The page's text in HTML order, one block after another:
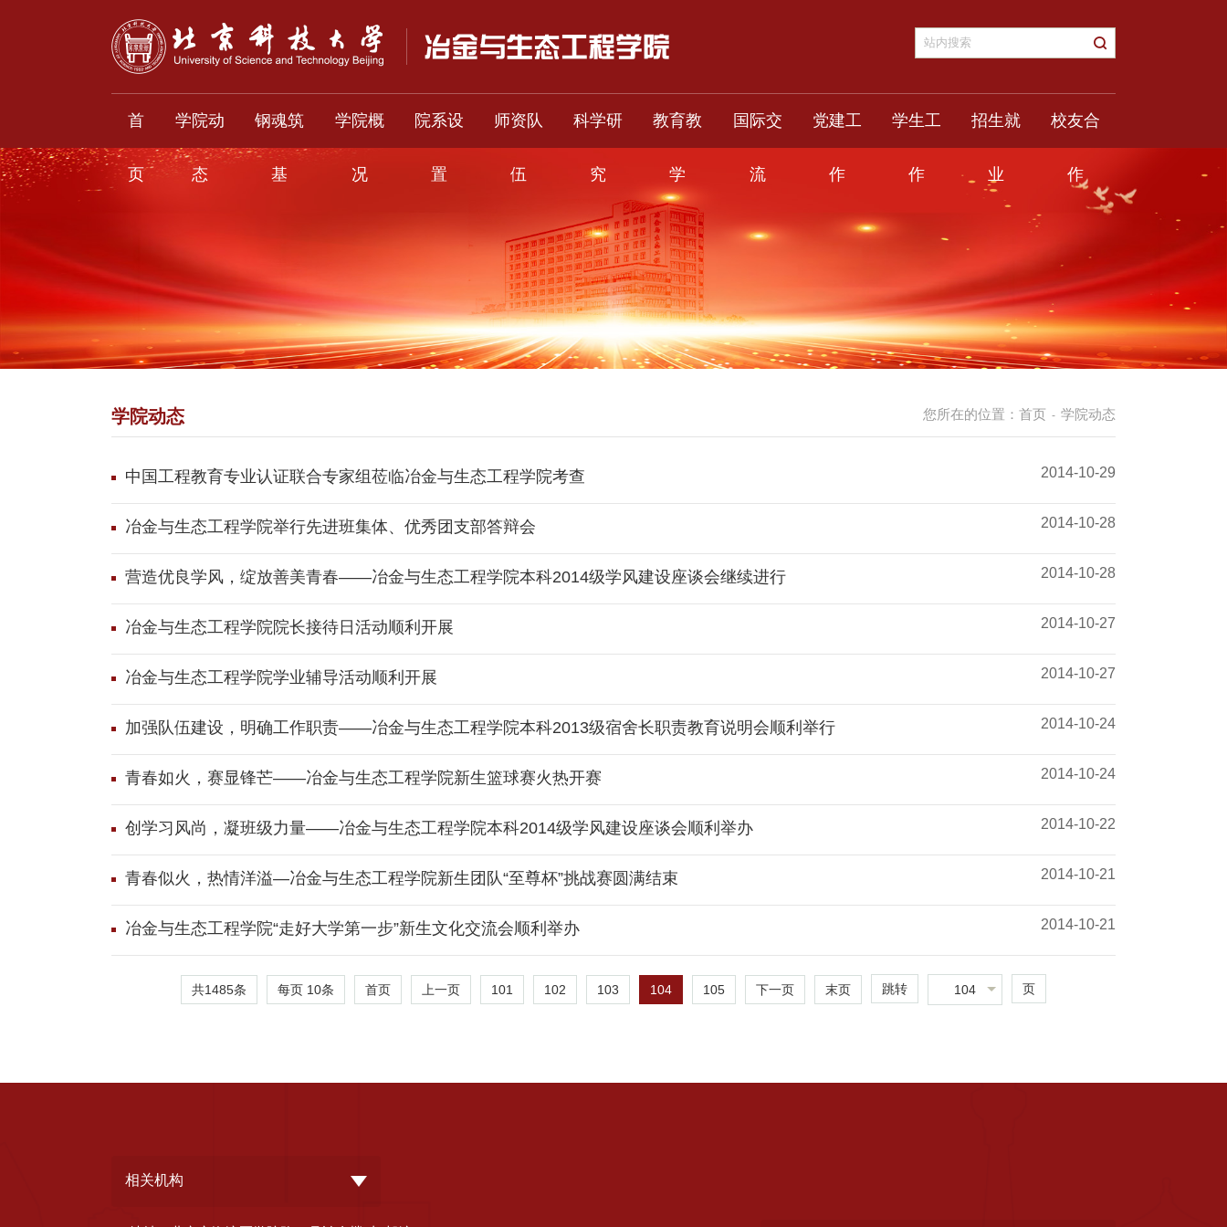
首
页
学院动
态
钢魂筑
基
学院概
况
院系设
置
师资队
伍
科学研
究
教育教
学
国际交
流
党建工
作
学生工
作
招生就
业
校友合
作
您所在的位置： 首页 - 学院动态
学院动态
中国工程教育专业认证联合专家组莅临冶金与生态工程学院考查 2014-10-29
冶金与生态工程学院举行先进班集体、优秀团支部答辩会 2014-10-28
营造优良学风，绽放善美青春――冶金与生态工程学院本科2014级学风建设座谈会继续进行 2014-10-28
冶金与生态工程学院院长接待日活动顺利开展 2014-10-27
冶金与生态工程学院学业辅导活动顺利开展 2014-10-27
加强队伍建设，明确工作职责――冶金与生态工程学院本科2013级宿舍长职责教育说明会顺利举行 2014-10-24
青春如火，赛显锋芒――冶金与生态工程学院新生篮球赛火热开赛 2014-10-24
创学习风尚，凝班级力量――冶金与生态工程学院本科2014级学风建设座谈会顺利举办 2014-10-22
青春似火，热情洋溢―冶金与生态工程学院新生团队“至尊杯”挑战赛圆满结束 2014-10-21
冶金与生态工程学院“走好大学第一步”新生文化交流会顺利举办 2014-10-21
共1485条 每页 10条 首页 上一页 101 102 103 104 105 下一页 末页 跳转 104 页
相关机构